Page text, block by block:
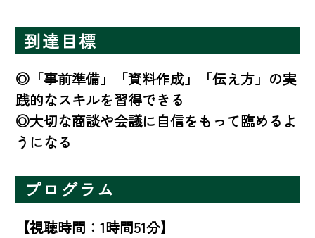
到達目標
◎「事前準備」「資料作成」「伝え方」の実
践的なスキルを習得できる
◎大切な商談や会議に自信をもって臨めるよ
うになる
プログラム
【視聴時間：1時間51分】